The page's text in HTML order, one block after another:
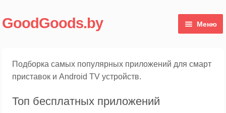
Перейти
Перейти
GoodGoods.by Меню
Мой аккаунт
Подборка самых популярных приложений для смарт
приставок и Android TV устройств.
Топ бесплатных приложений